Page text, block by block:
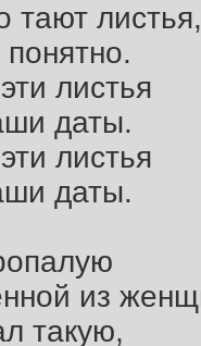
тают листья,
листья
даты.
листья
даты.
из
такую,